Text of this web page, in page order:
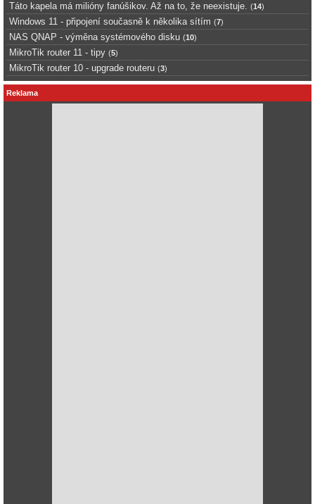
Táto kapela má milióny fanúšikov. Až na to, že neexistuje. (14)
Windows 11 - připojení současně k několika sítím (7)
NAS QNAP - výměna systémového disku (10)
MikroTik router 11 - tipy (5)
MikroTik router 10 - upgrade routeru (3)
Reklama